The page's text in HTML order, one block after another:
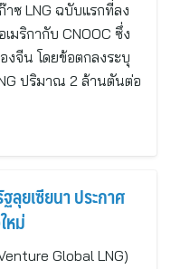
าซ LNG ฉบับแรกที่ลง
มริกากับ CNOOC ซึ่ง
งจีน โดยข้อตกลงระบุ
ปริมาณ 2 ล้านตันต่อ
ลุยเซียนา ประกาศ
หม่
Global LNG)